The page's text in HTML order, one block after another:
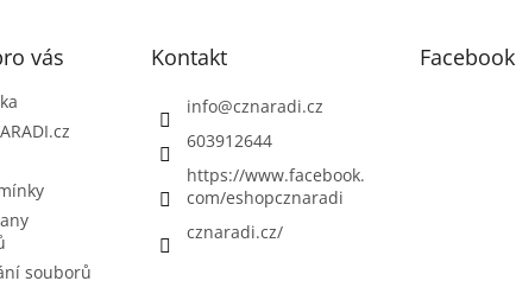
vás
souborů
Kontakt
info@cznaradi.cz
603912644
https://www.facebook.
com/eshopcznaradi
cznaradi.cz/
Facebook